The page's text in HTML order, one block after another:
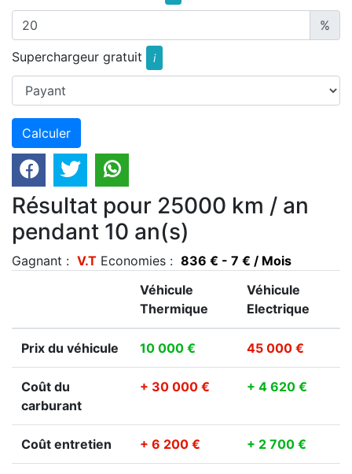
%
Superchargeur gratuit
i
Résultat pour 25000 km / an
pendant 10 an(s)
Gagnant : V.T Economies : 836 € - 7 € / Mois
Véhicule
Thermique
Véhicule
Electrique
Prix du véhicule 10 000 € 45 000 €
Coût du
carburant
+ 30 000 € + 4 620 €
Coût entretien + 6 200 € + 2 700 €